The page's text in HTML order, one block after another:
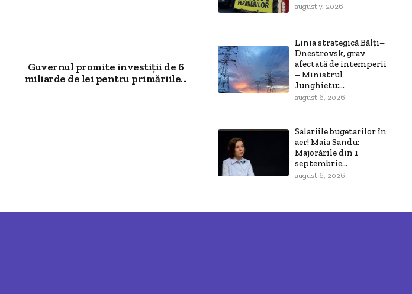
Guvernul promite investiții de 6
miliarde de lei pentru primăriile...
august 7, 2026
Linia strategică Bălți–
Dnestrovsk, grav
afectată de intemperii
– Ministrul
Junghietu:...
august 6, 2026
Salariile bugetarilor în
aer! Maia Sandu:
Majorările din 1
septembrie...
august 6, 2026